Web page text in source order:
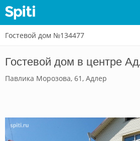
Войти
Сдать
Гостевой дом №134477
Гостевой дом в центре
Павлика Морозова, 61, Адлер